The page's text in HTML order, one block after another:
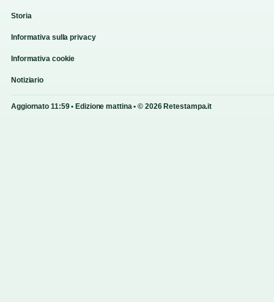
Storia
Informativa sulla privacy
Informativa cookie
Notiziario
Aggiornato 11:59 • Edizione mattina • © 2026 Retestampa.it